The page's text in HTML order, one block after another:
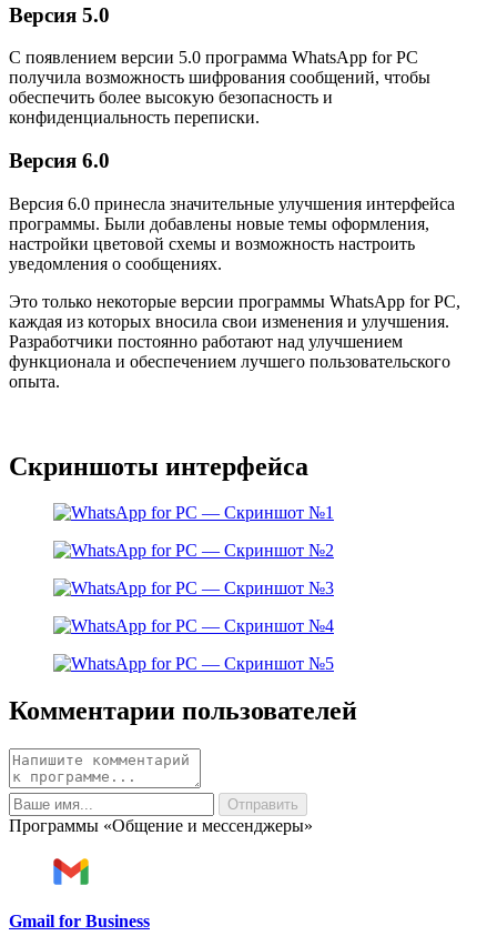
Версия 5.0
С появлением версии 5.0 программа WhatsApp for PC
получила возможность шифрования сообщений, чтобы
обеспечить более высокую безопасность и
конфиденциальность переписки.
Версия 6.0
Версия 6.0 принесла значительные улучшения интерфейса
программы. Были добавлены новые темы оформления,
настройки цветовой схемы и возможность настроить
уведомления о сообщениях.
Это только некоторые версии программы WhatsApp for PC,
каждая из которых вносила свои изменения и улучшения.
Разработчики постоянно работают над улучшением
функционала и обеспечением лучшего пользовательского
опыта.
Скриншоты интерфейса
Комментарии пользователей
Программы «Общение и мессенджеры»
Gmail for Business